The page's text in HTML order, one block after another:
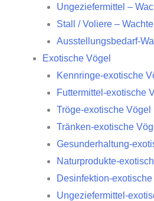
Ungeziefermittel –
Stall / Voliere –
Ausstellungsbedarf-
Exotische Vögel
Kennringe-exotische
Futtermittel-exotische
Tröge-exotische Vögel
Tränken-exotische
Gesunderhaltung-
Naturprodukte-
Desinfektion-exotische
Ungeziefermittel-